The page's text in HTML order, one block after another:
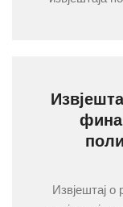
Извјештај о